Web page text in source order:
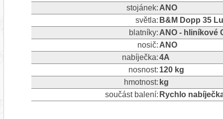
stojánek: ANO
světla: B&M Dopp 35
blatníky: ANO - hliníkové
nosič: ANO
nabíječka:4A
nosnost: 120 kg
hmotnost: kg
součást balení: Rychlo